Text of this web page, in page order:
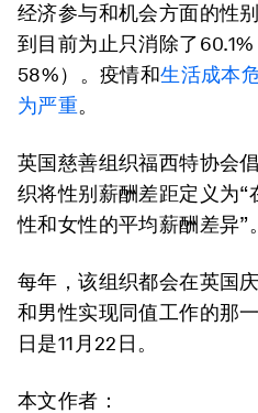
经济参与和机会方面的性
到目前为止只消除了
58%）。疫情和生活成本
为严重。
英国慈善组织福西特协会
织将性别薪酬差距定义为“
性和女性的平均薪酬差异”。
每年，该组织都会在英国
和男性实现同值工作的那
日是11月22日。
本文作者：